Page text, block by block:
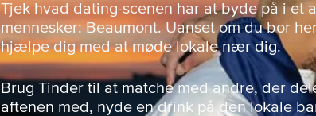
Tjek hvad dating-scenen har at byde på i et
mennesker: Beaumont. Uanset om du bor
hjælpe dig med at møde lokale nær dig.
Brug Tinder til at matche med andre, der
aftenen med, nyde en drink på den lokale